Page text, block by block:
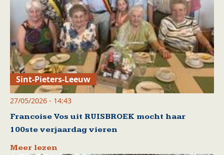
Sint-Pieters-Leeuw
27/05/2026 - 14:43
Francoise Vos uit RUISBROEK mocht haar
100ste verjaardag vieren
Meer lezen